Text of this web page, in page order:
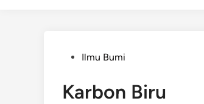
PostedIlmu Bumi
Karbon Biru